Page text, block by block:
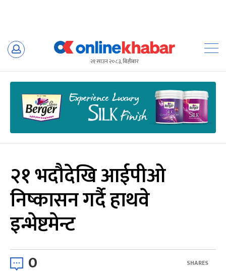
Skip
२१ साउन २०८३, बिहीबार
२१ भदौदेखि आईपीओ
निष्कासन गर्दै हाथवे
इन्भेष्टमेन्ट
0 SHARES